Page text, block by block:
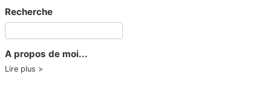
Recherche
A propos de moi...
Lire plus